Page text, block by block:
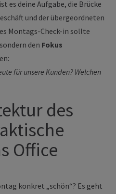
es deine Aufgabe, die Brücke
und der übergeordneten
Montags-Check-in sollte
den Fokus
für unsere Kunden? Welchen
des
Office
konkret „schön“? Es geht